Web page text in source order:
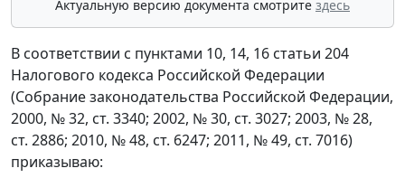
Актуальную версию документа смотрите здесь
В соответствии с пунктами 10, 14, 16 статьи 204
Налогового кодекса Российской Федерации
(Собрание законодательства Российской Федерации,
2000, № 32, ст. 3340; 2002, № 30, ст. 3027; 2003, № 28,
ст. 2886; 2010, № 48, ст. 6247; 2011, № 49, ст. 7016)
приказываю: